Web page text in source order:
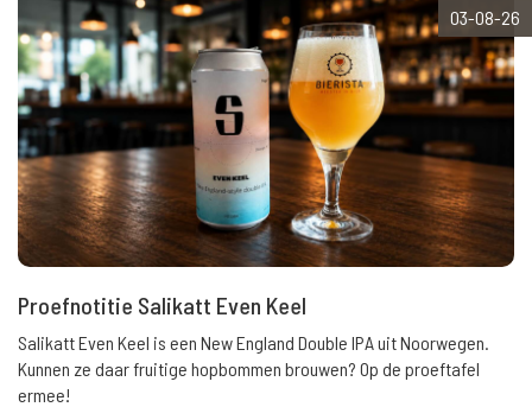
03-08-26
Proefnotitie Salikatt Even Keel
Salikatt Even Keel is een New England Double IPA uit Noorwegen.
Kunnen ze daar fruitige hopbommen brouwen? Op de proeftafel
ermee!